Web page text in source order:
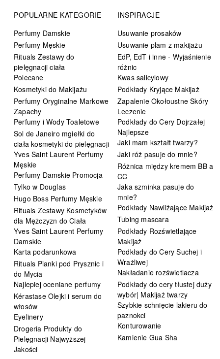
POPULARNE KATEGORIE
Perfumy Damskie
Perfumy Męskie
Rituals Zestawy do
pielęgnacji ciała
Polecane
Kosmetyki do Makijażu
Perfumy Oryginalne Markowe
Zapachy
Perfumy i Wody Toaletowe
Sol de Janeiro mgiełki do
ciała kosmetyki do pielęgnacji
Yves Saint Laurent Perfumy
Męskie
Perfumy Damskie Promocja
Tylko w Douglas
Hugo Boss Perfumy Męskie
Rituals Zestawy Kosmetyków
dla Mężczyzn do Ciała
Yves Saint Laurent Perfumy
Damskie
Karta podarunkowa
Rituals Pianki pod Prysznic i
do Mycia
Najlepiej oceniane perfumy
Kérastase Olejki i serum do
włosów
Eyelinery
Drogeria Produkty do
Pielęgnacji Najwyższej
Jakości
INSPIRACJE
Usuwanie prosaków
Usuwanie plam z makijażu
EdP, EdT i inne - Wyjaśnienie
różnic
Kwas salicylowy
Podkłady Kryjące Makijaż
Zapalenie Okołoustne Skóry
Leczenie
Podkłady do Cery Dojrzałej
Najlepsze
Jaki mam kształt twarzy?
Jaki róż pasuje do mnie?
Różnica między kremem BB a
CC
Jaka szminka pasuje do
mnie?
Podkłady Nawilżające Makijaż
Tubing mascara
Podkłady Rozświetlające
Makijaż
Podkłady do Cery Suchej i
Wrażliwej
Nakładanie rozświetlacza
Podkłady do cery tłustej duży
wybór| Makijaż twarzy
Szybkie schnięcie lakieru do
paznokci
Konturowanie
Kamienie Gua Sha